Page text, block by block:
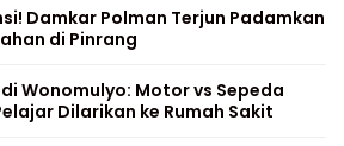
Damkar Polman Terjun Padamkan
di Pinrang
Wonomulyo: Motor vs Sepeda
Dilarikan ke Rumah Sakit